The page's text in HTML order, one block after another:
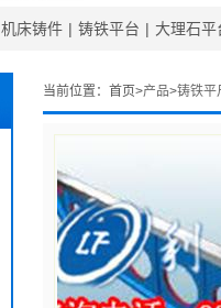
机床铸件 | 铸铁平台 | 大理石平
当前位置： 首页>产品>铸铁平